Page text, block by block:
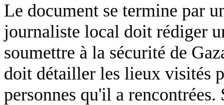
Le document se termine par
journaliste local doit rédiger
soumettre à la sécurité de
doit détailler les lieux visités
personnes qu'il a